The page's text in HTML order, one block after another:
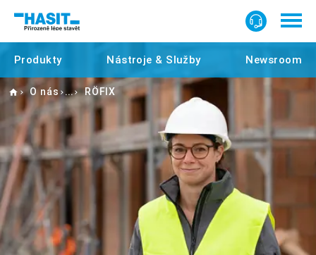
Produkty Nástroje & Služby Newsroom
Home
O nás RÖFIX